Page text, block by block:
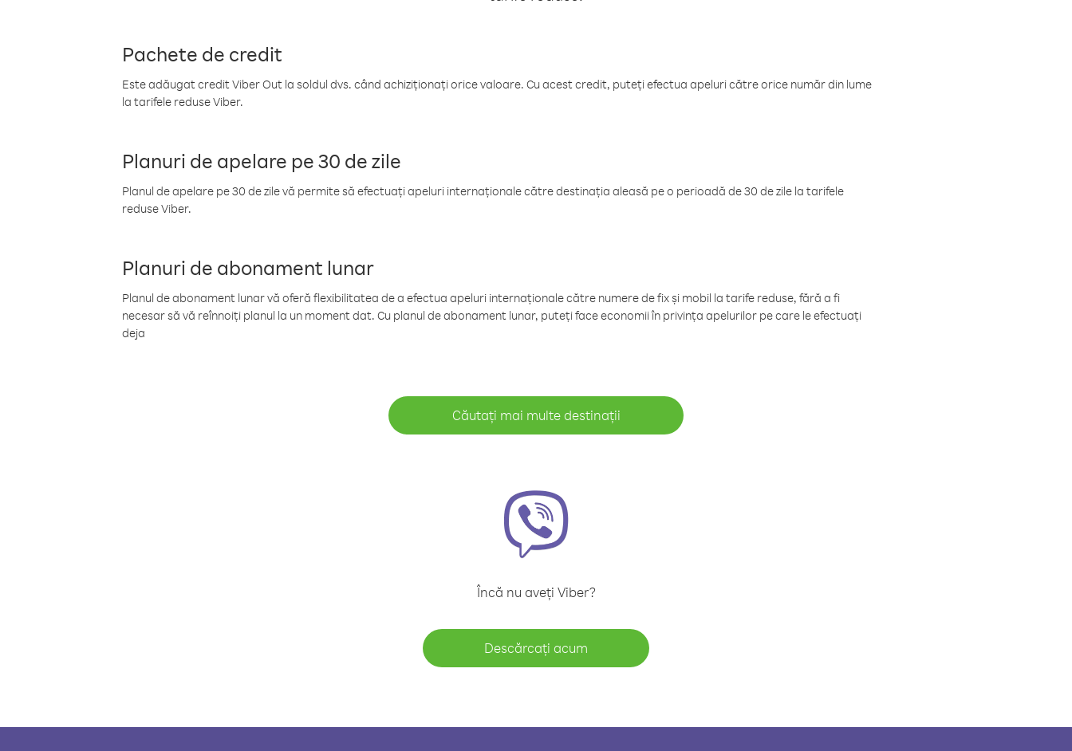
Pachete de credit
Este adăugat credit Viber Out la soldul dvs. când achiziționați orice valoare. Cu acest credit, puteți efectua apeluri către orice număr din lume
la tarifele reduse Viber.
Planuri de apelare pe 30 de zile
Planul de apelare pe 30 de zile vă permite să efectuați apeluri internaționale către destinația aleasă pe o perioadă de 30 de zile la tarifele
reduse Viber.
Planuri de abonament lunar
Planul de abonament lunar vă oferă flexibilitatea de a efectua apeluri internaționale către numere de fix și mobil la tarife reduse, fără a fi
necesar să vă reînnoiți planul la un moment dat. Cu planul de abonament lunar, puteți face economii în privința apelurilor pe care le efectuați
deja
Căutați mai multe destinații
Încă nu aveți Viber?
Descărcați acum